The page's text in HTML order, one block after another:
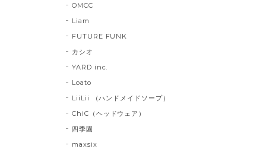
OMCC
Liam
FUTURE FUNK
カシオ
YARD inc.
Loato
LiiLii （ハンドメイドソープ）
ChiC（ヘッドウェア）
四季園
maxsix